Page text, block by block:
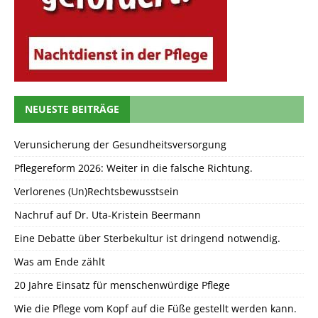
NEUESTE BEITRÄGE
Verunsicherung der Gesundheitsversorgung
Pflegereform 2026: Weiter in die falsche Richtung.
Verlorenes (Un)Rechtsbewusstsein
Nachruf auf Dr. Uta-Kristein Beermann
Eine Debatte über Sterbekultur ist dringend notwendig.
Was am Ende zählt
20 Jahre Einsatz für menschenwürdige Pflege
Wie die Pflege vom Kopf auf die Füße gestellt werden kann.